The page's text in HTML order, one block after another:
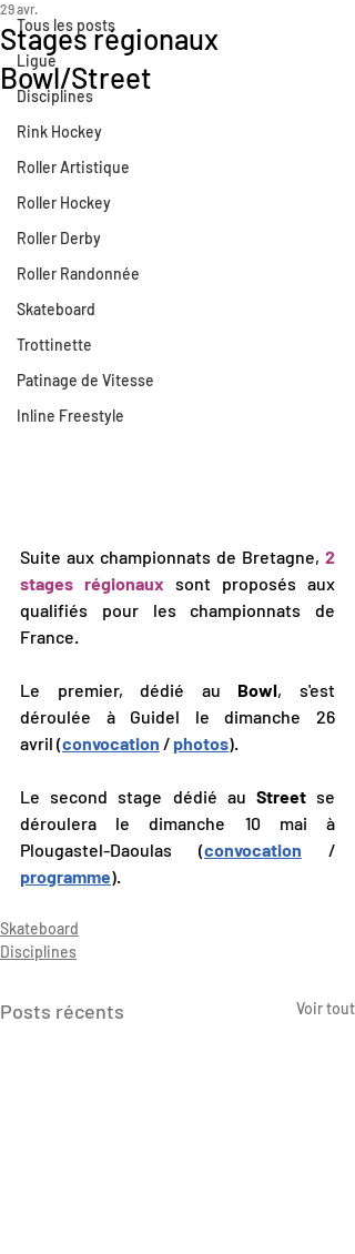
Tous les posts
Ligue
Disciplines
Rink Hockey
Roller Artistique
Roller Hockey
Roller Derby
Roller Randonnée
Skateboard
Trottinette
Patinage de Vitesse
Inline Freestyle
Stages régionaux
Bowl/Street
29 avr.
Suite aux championnats de Bretagne, 2
stages régionaux sont proposés aux
qualifiés pour les championnats de
France.
Le premier, dédié au Bowl, s'est
déroulée à Guidel le dimanche 26
avril (convocation / photos).
Le second stage dédié au Street se
déroulera le dimanche 10 mai à
Plougastel-Daoulas (convocation
programme).
Skateboard
Disciplines
Posts récents Voir tout